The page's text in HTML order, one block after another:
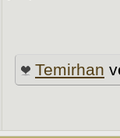
Temirhan